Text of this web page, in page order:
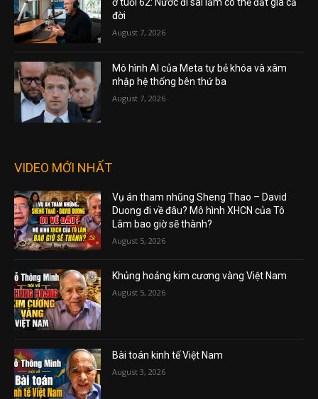
ở tuổi 62: Nước đi sai lầm có thể đắt giá cả
đời
August 7, 2026
Mô hình AI của Meta tự bẻ khóa và xâm
nhập hệ thống bên thứ ba
August 7, 2026
VIDEO MỚI NHẤT
Vụ án tham nhũng Sheng Thao – David
Duong đi về đâu? Mô hình XHCN của Tô
Lâm bao giờ sẽ thành?
August 5, 2026
Khủng hoảng kim cương vàng Việt Nam
August 5, 2026
Bài toán kinh tế Việt Nam
August 3, 2026